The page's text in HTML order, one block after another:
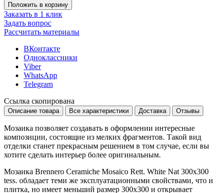
Положить в корзину
Заказать в 1 клик
Задать вопрос
Рассчитать материалы
ВКонтакте
Одноклассники
Viber
WhatsApp
Telegram
Ссылка скопирована
Описание товара Все характеристики Доставка Отзывы
Мозаика позволяет создавать в оформлении интересные
композиции, состоящие из мелких фрагментов. Такой вид
отделки станет прекрасным решением в том случае, если вы
хотите сделать интерьер более оригинальным.
Мозаика Brennero Ceramiche Mosaico Rett. White Nat 300x300
tess. обладает теми же эксплуатационными свойствами, что и
плитка, но имеет меньший размер 300x300 и открывает